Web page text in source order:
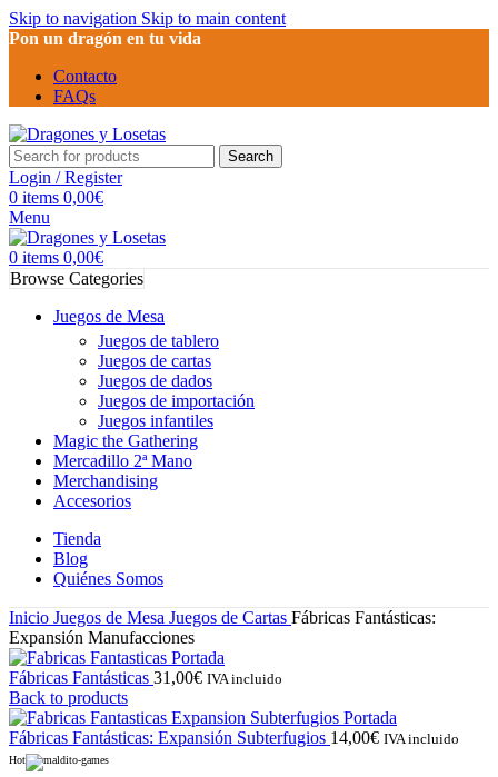
Skip to navigation Skip to main content
Pon un dragón en tu vida
Contacto
FAQs
Search
Login / Register
0 items 0,00€
Menu
0 items 0,00€
Browse Categories
Juegos de Mesa
Juegos de tablero
Juegos de cartas
Juegos de dados
Juegos de importación
Juegos infantiles
Magic the Gathering
Mercadillo 2ª Mano
Merchandising
Accesorios
Tienda
Blog
Quiénes Somos
Inicio Juegos de Mesa Juegos de Cartas Fábricas Fantásticas:
Expansión Manufacciones
Fábricas Fantásticas 31,00€ IVA incluido
Back to products
Fábricas Fantásticas: Expansión Subterfugios 14,00€ IVA incluido
Hot